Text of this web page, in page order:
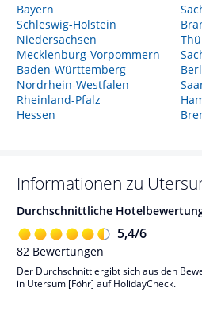
Bayern
Schleswig-Holstein
Niedersachsen
Mecklenburg-Vorpommern
Baden-Württemberg
Nordrhein-Westfalen
Rheinland-Pfalz
Hessen
Informationen zu
Durchschnittliche
5,4/6
82 Bewertungen
Der Durchschnitt ergibt sich aus den
in Utersum [Föhr] auf HolidayCheck.